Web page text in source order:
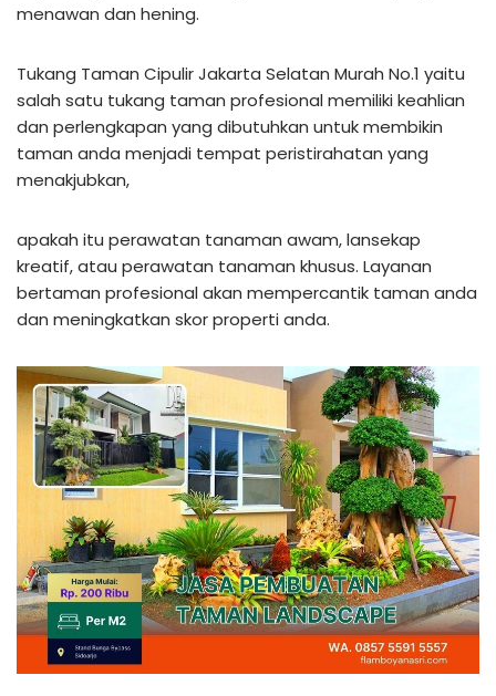
menawan dan hening.
Tukang Taman Cipulir Jakarta Selatan Murah No.1 yaitu
salah satu tukang taman profesional memiliki keahlian
dan perlengkapan yang dibutuhkan untuk membikin
taman anda menjadi tempat peristirahatan yang
menakjubkan,
apakah itu perawatan tanaman awam, lansekap
kreatif, atau perawatan tanaman khusus. Layanan
bertaman profesional akan mempercantik taman anda
dan meningkatkan skor properti anda.